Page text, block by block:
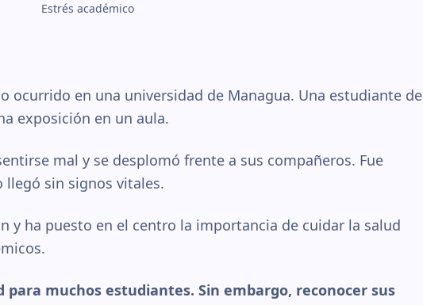
Estrés académico
ocurrido en una universidad de Managua. Una estudiante de
exposición en un aula.
mal y se desplomó frente a sus compañeros. Fue
llegó sin signos vitales.
y ha puesto en el centro la importancia de cuidar la salud
para muchos estudiantes. Sin embargo, reconocer sus